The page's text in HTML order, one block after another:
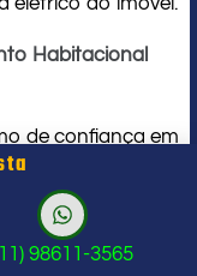
Habitacional
de confiança em
Seu
do
serviços para
você
98611-3565